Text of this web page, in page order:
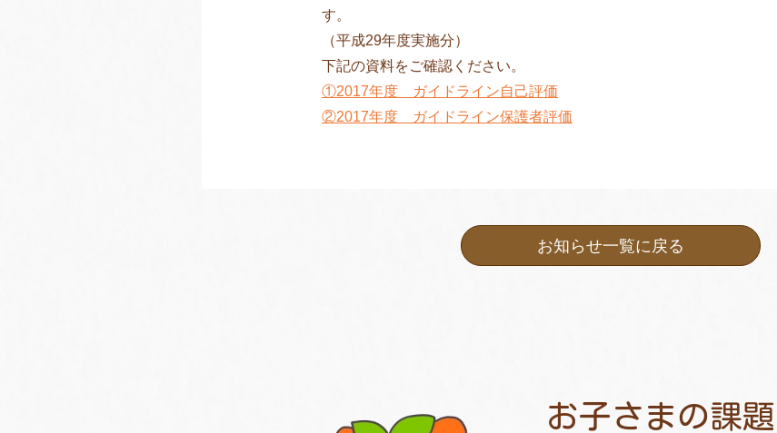
す。
（平成29年度実施分）
下記の資料をご確認ください。
①2017年度 ガイドライン自己評価
②2017年度 ガイドライン保護者評価
お知らせ一覧に戻る
お子さまの課